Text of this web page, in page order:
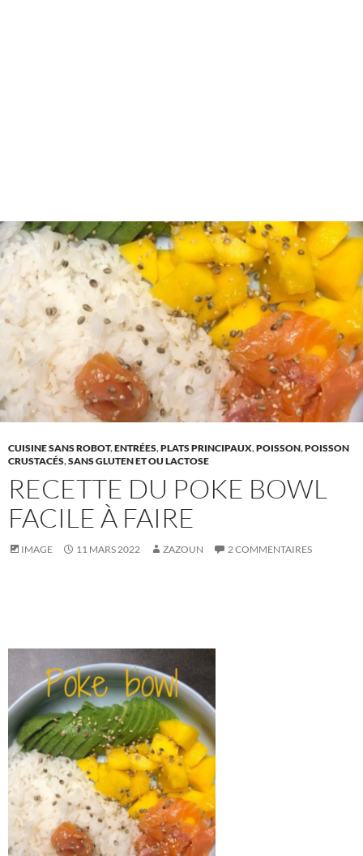
CUISINE SANS ROBOT,ENTRÉES,PLATS PRINCIPAUX,POISSON,POISSON
CRUSTACÉS,SANS GLUTEN ET OU LACTOSE
RECETTE DU POKE BOWL
FACILE À FAIRE
IMAGE 11 MARS 2022 ZAZOUN 2 COMMENTAIRES